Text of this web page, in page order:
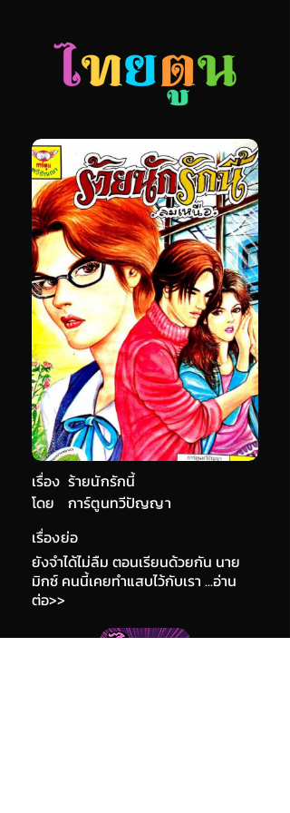
เรื่อง ร้ายนักรักนี้
การ์ตูนทวีปัญญา
โดย
เรื่องย่อ
ยังจำได้ไม่ลืม ตอนเรียนด้วยกัน นาย
มิกซ์ คนนี้เคยทำแสบไว้กับเรา ...อ่าน
ต่อ>>